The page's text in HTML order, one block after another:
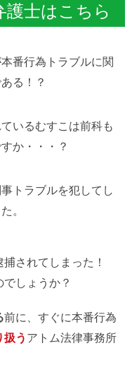
護士はこちら
番行為トラブルに関
る！？
いるむすこは前科も
か・・・？
トラブルを犯してし
。
されてしまった！
しょうか？
前に、すぐに本番行為
扱う アトム法律事務所